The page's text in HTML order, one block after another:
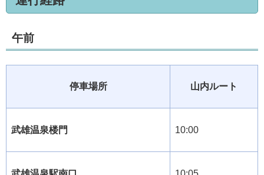
午前
停車場所 山内ルート
武雄温泉楼門 10:00